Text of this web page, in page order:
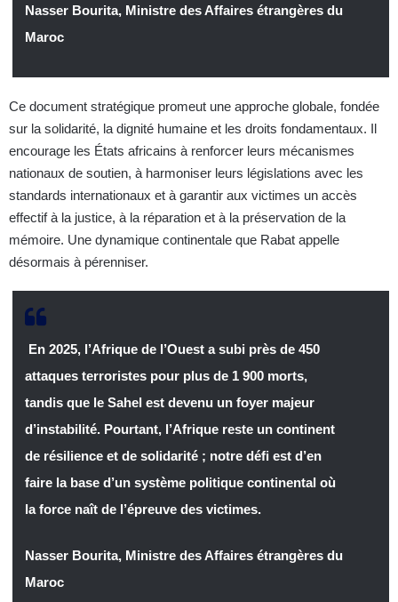
Nasser Bourita, Ministre des Affaires étrangères du
Maroc
Ce document stratégique promeut une approche globale, fondée
sur la solidarité, la dignité humaine et les droits fondamentaux. Il
encourage les États africains à renforcer leurs mécanismes
nationaux de soutien, à harmoniser leurs législations avec les
standards internationaux et à garantir aux victimes un accès
effectif à la justice, à la réparation et à la préservation de la
mémoire. Une dynamique continentale que Rabat appelle
désormais à pérenniser.
En 2025, l’Afrique de l’Ouest a subi près de 450
attaques terroristes pour plus de 1 900 morts,
tandis que le Sahel est devenu un foyer majeur
d’instabilité. Pourtant, l’Afrique reste un continent
de résilience et de solidarité ; notre défi est d’en
faire la base d’un système politique continental où
la force naît de l’épreuve des victimes.
Nasser Bourita, Ministre des Affaires étrangères du
Maroc